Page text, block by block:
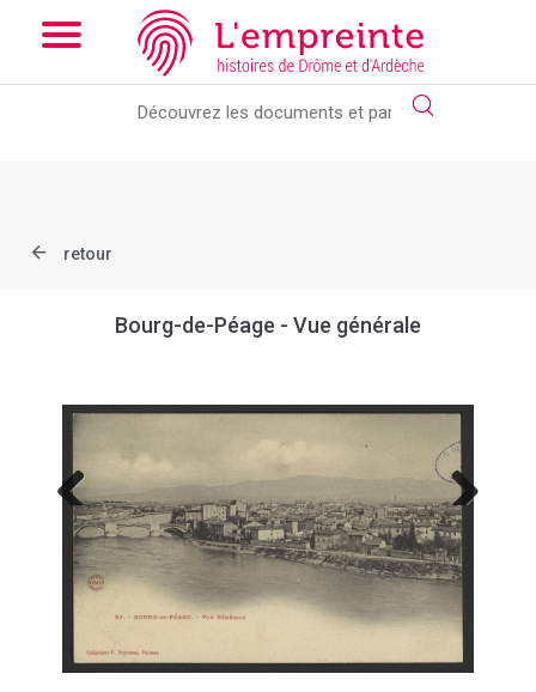
Array ( [slug] => document [ref] => B263626101_CP222 )
the new slick-theme.css if you want the default styling
retour
Bourg-de-Péage - Vue générale
Previous Next